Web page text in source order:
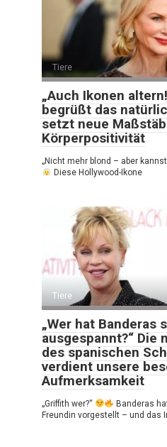
Tiere
„Auch Ikonen
begrüßt das
setzt neue
Körperpositivität
„Nicht mehr blond – aber
Diese Hollywood-Ikone
Tiere
„Wer hat Banderas
ausgespannt?“ Die
des spanischen
verdient unsere
Aufmerksamkeit
„Griffith wer?“
Banderas
Freundin vorgestellt – und das